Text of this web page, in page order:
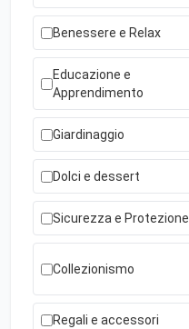
Benessere e Relax
Educazione e
Apprendimento
Giardinaggio
Dolci e dessert
Sicurezza e Protezione
Collezionismo
Regali e accessori